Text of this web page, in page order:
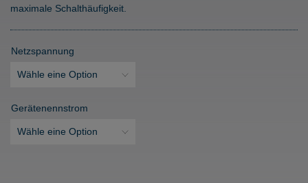
maximale Schalthäufigkeit.
Netzspannung
Gerätenennstrom